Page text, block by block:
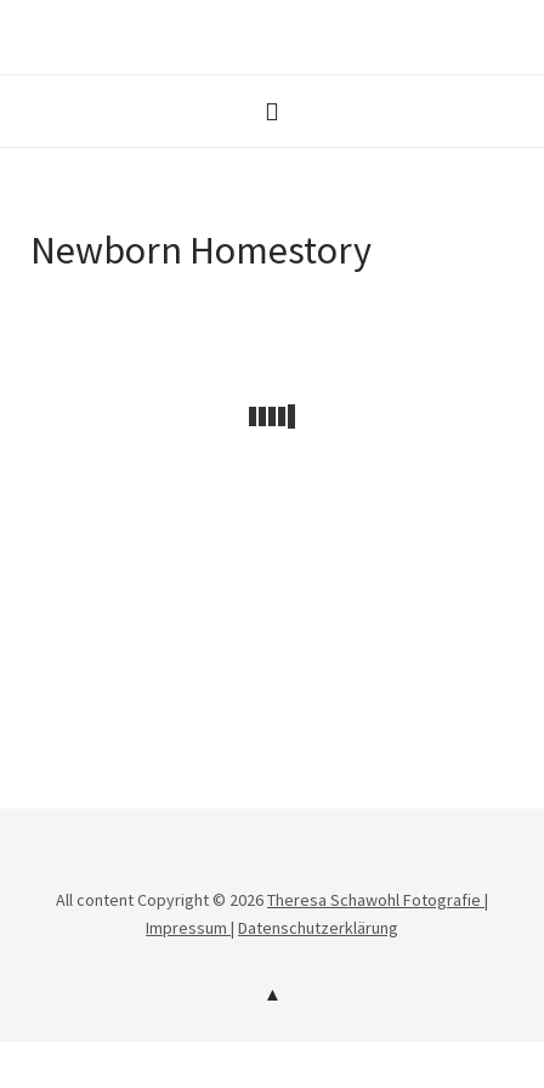
Newborn Homestory
All content Copyright © 2026Theresa Schawohl Fotografie |
Impressum | Datenschutzerklärung